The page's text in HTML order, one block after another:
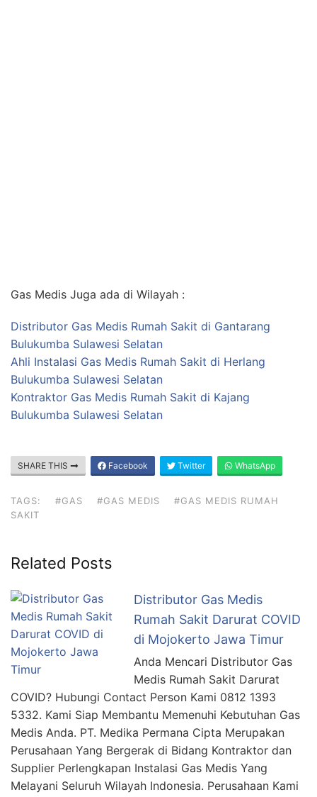
Gas Medis Juga ada di Wilayah :
Distributor Gas Medis Rumah Sakit di Gantarang
Bulukumba Sulawesi Selatan
Ahli Instalasi Gas Medis Rumah Sakit di Herlang
Bulukumba Sulawesi Selatan
Kontraktor Gas Medis Rumah Sakit di Kajang
Bulukumba Sulawesi Selatan
SHARE THIS Facebook Twitter WhatsApp
TAGS: #GAS #GAS MEDIS
#GAS MEDIS RUMAH
SAKIT
Related Posts
Distributor Gas Medis
Rumah Sakit Darurat COVID
di Mojokerto Jawa Timur
Anda Mencari Distributor Gas
Medis Rumah Sakit Darurat
COVID? Hubungi Contact Person Kami 0812 1393
5332. Kami Siap Membantu Memenuhi Kebutuhan Gas
Medis Anda. PT. Medika Permana Cipta Merupakan
Perusahaan Yang Bergerak di Bidang Kontraktor dan
Supplier Perlengkapan Instalasi Gas Medis Yang
Melayani Seluruh Wilayah Indonesia. Perusahaan Kami